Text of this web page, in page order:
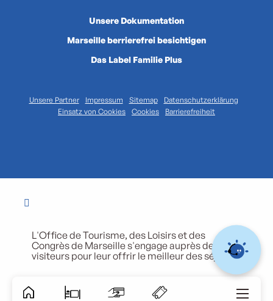
Unsere Dokumentation
Marseille berrierefrei besichtigen
Das Label Familie Plus
Unsere Partner Impressum Sitemap
Datenschutzerklärung
Einsatz von Cookies
Cookies Barrierefreiheit
L'Office de Tourisme, des Loisirs et des
Congrès de Marseille s'engage auprès de ses
visiteurs pour leur offrir le meilleur des séjours.